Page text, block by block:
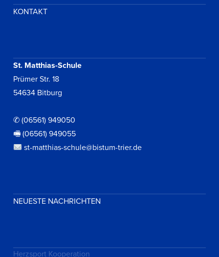
KONTAKT
St. Matthias-Schule
Prümer Str. 18
54634 Bitburg
✆ (06561) 949050
🖷 (06561) 949055
st-matthias-schule@bistum-trier.de
NEUESTE NACHRICHTEN
Herzsport Kooperation